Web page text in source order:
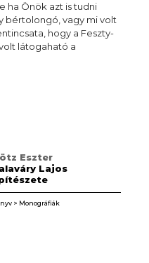
ha Önök azt is tudni
bértolongó, vagy mi volt
hogy a Feszty-
látogaható a
Eszter
Lajos
> Monográfiák